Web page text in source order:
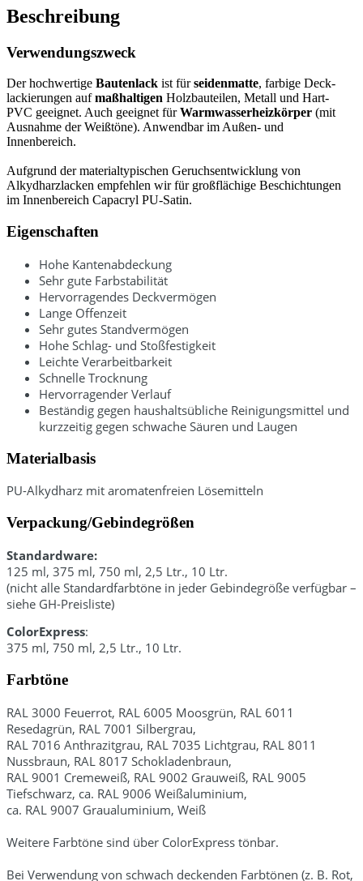
Beschreibung
Verwendungszweck
Der hochwertige Bautenlack ist fürseidenmatte, farbige Deck­
lackierungen aufmaßhaltigen Holzbauteilen, Metall und Hart-
PVC geeignet. Auch geeignet fürWarm­wasserheizkörper (mit
Ausnahme der Weißtöne). Anwendbar im Außen- und
Innenbereich.
Aufgrund der materialtypischen Geruchs­entwicklung von
Alkydharzlacken empfehlen wir für großflächige Beschichtungen
im Innenbereich Capacryl PU-Satin.
Eigenschaften
Hohe Kantenabdeckung
Sehr gute Farbstabilität
Hervorragendes Deckvermögen
Lange Offenzeit
Sehr gutes Standvermögen
Hohe Schlag- und Stoßfestigkeit
Leichte Verarbeitbarkeit
Schnelle Trocknung
Hervorragender Verlauf
Beständig gegen haushaltsübliche Reinigungsmittel und
kurzzeitig gegen schwache Säuren und Laugen
Materialbasis
PU-Alkydharz mit aromatenfreien Lösemitteln
Verpackung/Gebindegrößen
Standardware:
125 ml, 375 ml, 750 ml, 2,5 Ltr., 10 Ltr.
(nicht alle Standardfarbtöne in jeder Gebindegröße verfügbar –
siehe GH-Preisliste)
ColorExpress:
375 ml, 750 ml, 2,5 Ltr., 10 Ltr.
Farbtöne
RAL 3000 Feuerrot, RAL 6005 Moosgrün, RAL 6011
Resedagrün, RAL 7001 Silbergrau,
RAL 7016 Anthrazitgrau, RAL 7035 Lichtgrau, RAL 8011
Nussbraun, RAL 8017 Schokladenbraun,
RAL 9001 Cremeweiß, RAL 9002 Grauweiß, RAL 9005
Tiefschwarz, ca. RAL 9006 Weißaluminium,
ca. RAL 9007 Graualuminium, Weiß
Weitere Farbtöne sind über ColorExpress tönbar.
Bei Verwendung von schwach deckenden Farbtönen (z. B. Rot,